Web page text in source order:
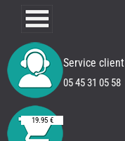
Service client
05 45 31 05 58
19.95 €